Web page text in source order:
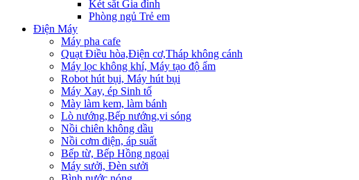
Két sắt Gia đình
Phòng ngủ Trẻ em
Điện Máy
Máy pha cafe
Quạt Điều hòa,Điện cơ,Tháp không cánh
Máy lọc không khí, Máy tạo độ ẩm
Robot hút bụi, Máy hút bụi
Máy Xay, ép Sinh tố
Mày làm kem, làm bánh
Lò nướng,Bếp nướng,vi sóng
Nồi chiên không dầu
Nồi cơm điện, áp suất
Bếp từ, Bếp Hồng ngoại
Máy sưởi, Đèn sưởi